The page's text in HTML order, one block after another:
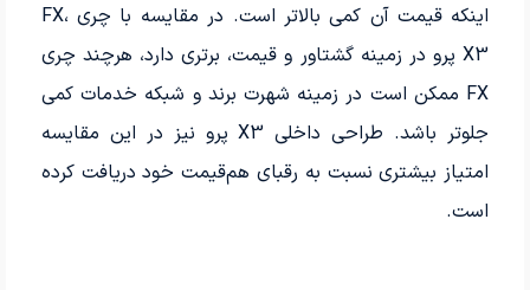
اینکه قیمت آن کمی بالاتر است. در مقایسه با چری FX،
X3 پرو در زمینه گشتاور و قیمت، برتری دارد، هرچند چری
FX ممکن است در زمینه شهرت برند و شبکه خدمات کمی
جلوتر باشد. طراحی داخلی X3 پرو نیز در این مقایسه
امتیاز بیشتری نسبت به رقبای هم‌قیمت خود دریافت کرده
است.